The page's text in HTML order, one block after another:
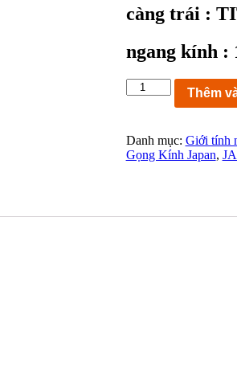
càng trái :
ngang kính :
KC9906:
Gọng
NR-
859
vàng
Thêm
Danh mục: Giới tính
Gọng Kính Japan,